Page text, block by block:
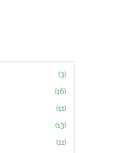
(3)
(16)
(11)
(13)
(11)